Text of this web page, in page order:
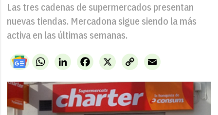
Las tres cadenas de supermercados presentan
nuevas tiendas. Mercadona sigue siendo la más
activa en las últimas semanas.
WhatsAppLinkedIn X
Facebook
Copy
Link
Email